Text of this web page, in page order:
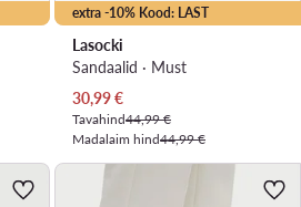
extra -10% Kood: LAST
Lasocki
Sandaalid · Must
Praegune hind
30,99€
Tavahind44,99 €
Madalaim hind44,99 €